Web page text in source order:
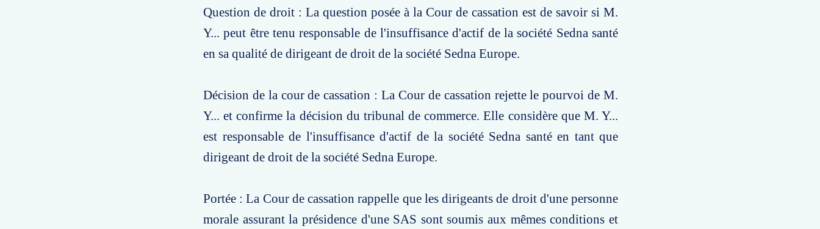
Question de droit : La question posée à la Cour de cassation est de savoir si M.
Y... peut être tenu responsable de l'insuffisance d'actif de la société Sedna santé
en sa qualité de dirigeant de droit de la société Sedna Europe.
Décision de la cour de cassation : La Cour de cassation rejette le pourvoi de M.
Y... et confirme la décision du tribunal de commerce. Elle considère que M. Y...
est responsable de l'insuffisance d'actif de la société Sedna santé en tant que
dirigeant de droit de la société Sedna Europe.
Portée : La Cour de cassation rappelle que les dirigeants de droit d'une personne
morale assurant la présidence d'une SAS sont soumis aux mêmes conditions et